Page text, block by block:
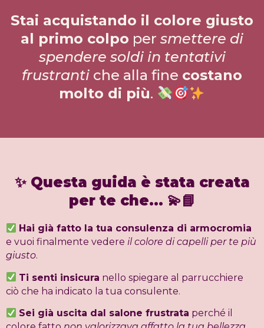
Stai acquistando il colore giusto
al primo colpo per smettere di
spendere soldi in tentativi
frustranti che alla fine costano
molto di più.
✨ Questa guida è stata creata
per te che… 💫📘
Hai già fatto la tua consulenza di armocromia
e vuoi finalmente vedere il colore di capelli per te più
giusto.
Ti senti insicura nello spiegare al parrucchiere
ciò che ha indicato la tua consulente.
Sei già uscita dal salone frustrata perché il